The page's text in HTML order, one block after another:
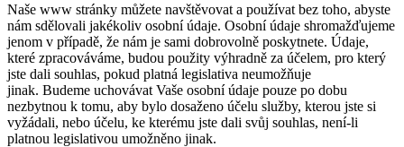
Naše www stránky můžete navštěvovat a používat bez toho, abyste
nám sdělovali jakékoliv osobní údaje. Osobní údaje shromažďujeme
jenom v případě, že nám je sami dobrovolně poskytnete. Údaje,
které zpracováváme, budou použity výhradně za účelem, pro který
jste dali souhlas, pokud platná legislativa neumožňuje
jinak. Budeme uchovávat Vaše osobní údaje pouze po dobu
nezbytnou k tomu, aby bylo dosaženo účelu služby, kterou jste si
vyžádali, nebo účelu, ke kterému jste dali svůj souhlas, není-li
platnou legislativou umožněno jinak.